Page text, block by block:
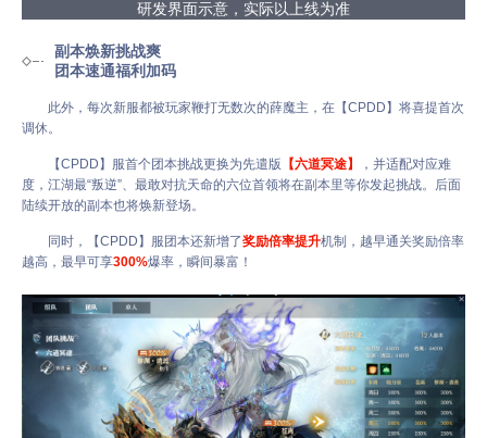
研发界面示意，实际以上线为准
副本焕新挑战爽
团本速通福利加码
此外，每次新服都被玩家鞭打无数次的薛魔主，在【CPDD】将喜提首次
调休。
【CPDD】服首个团本挑战更换为先遣版 【六道冥途】
，并适配对应难
度，江湖最“叛逆”、最敢对抗天命的六位首领将在副本里等你发起挑战。后面
陆续开放的副本也将焕新登场。
同时，【CPDD】服团本还新增了奖励倍率提升机制，越早通关奖励倍率
越高，最早可享300%爆率，瞬间暴富！